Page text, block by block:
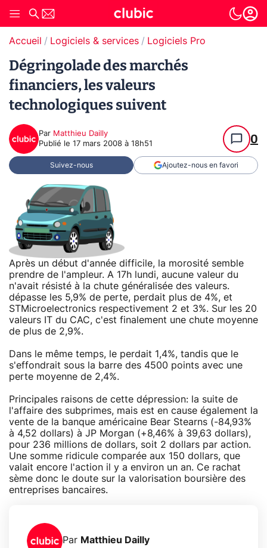
Accueil Logiciels & services Logiciels Pro
Dégringolade des marchés
financiers, les valeurs
technologiques suivent
Par Matthieu Dailly
Publié le 17 mars 2008 à 18h51 0
Suivez-nous Ajoutez-nous en favori
Après un début d'année difficile, la morosité semble
prendre de l'ampleur. A 17h lundi, aucune valeur du
n'avait résisté à la chute généralisée des valeurs.
dépasse les 5,9% de perte, perdait plus de 4%, et
STMicroelectronics respectivement 2 et 3%. Sur les 20
valeurs IT du CAC, c'est finalement une chute moyenne
de plus de 2,9%.
Dans le même temps, le perdait 1,4%, tandis que le
s'effondrait sous la barre des 4500 points avec une
perte moyenne de 2,4%.
Principales raisons de cette dépression: la suite de
l'affaire des subprimes, mais est en cause également la
vente de la banque américaine Bear Stearns (-84,93%
à 4,52 dollars) à JP Morgan (+8,46% à 39,63 dollars),
pour 236 millions de dollars, soit 2 dollars par action.
Une somme ridicule comparée aux 150 dollars, que
valait encore l'action il y a environ un an. Ce rachat
sème donc le doute sur la valorisation boursière des
entreprises bancaires.
Par Matthieu Dailly